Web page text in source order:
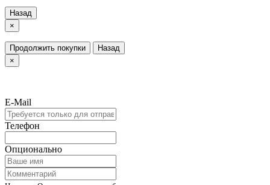
Назад
×
Продолжить покупки
Назад
×
E-Mail
Телефон
Опционально